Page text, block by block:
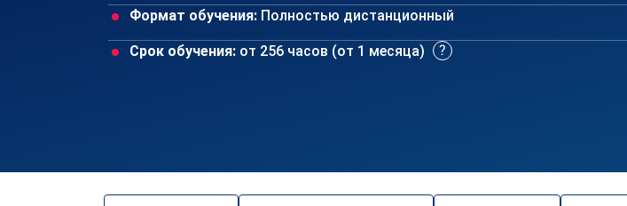
Формат обучения: Полностью дистанционный
Срок обучения: от 256 часов (от 1 месяца)